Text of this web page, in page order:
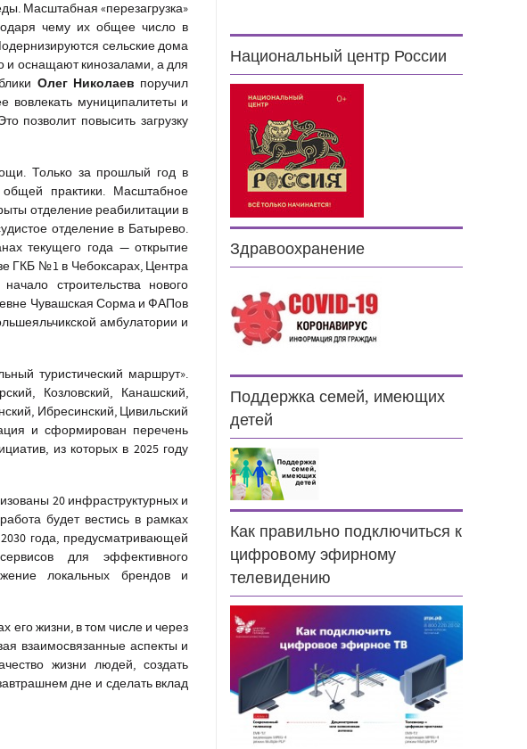
Масштабная «перезагрузка»
чему их общее число в
сельские дома
и оснащают кинозалами, а для
Олег Николаев поручил
вовлекать муниципалитеты и
позволит повысить загрузку
Только за прошлый год в
практики. Масштабное
отделение реабилитации в
отделение в Батырево.
текущего года — открытие
ГКБ №1 в Чебоксарах, Центра
строительства нового
Чувашская Сорма и ФАПов
амбулатории и
туристический маршрут».
Козловский, Канашский,
Ибресинский, Цивильский
и сформирован перечень
из которых в 2025 году
20 инфраструктурных и
будет вестись в рамках
года, предусматривающей
для эффективного
локальных брендов и
его жизни, в том числе и через
взаимосвязанные аспекты и
жизни людей, создать
дне и сделать вклад
Национальный центр России
Здравоохранение
Поддержка семей, имеющих
детей
Как правильно подключиться к
цифровому эфирному
телевидению